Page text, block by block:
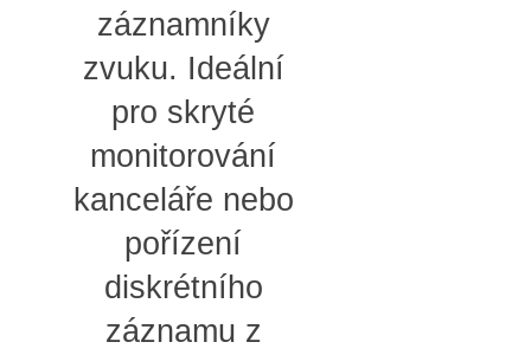
záznamníky
zvuku. Ideální
pro skryté
monitorování
kanceláře nebo
pořízení
diskrétního
záznamu z